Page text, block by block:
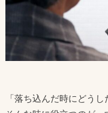
「落ち込んだ時にどう